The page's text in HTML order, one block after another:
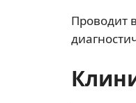
Проводит